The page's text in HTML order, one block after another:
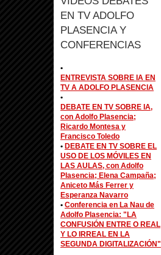
EN TV ADOLFO
PLASENCIA Y
CONFERENCIAS
•
ENTREVISTA SOBRE IA EN
TV A ADOLFO PLASENCIA
•
DEBATE EN TV SOBRE IA,
con Adolfo Plasencia;
Ricardo Montesa y
Francisco Toledo
• DEBATE EN TV SOBRE EL
USO DE LOS MÓVILES EN
LAS AULAS, con Adolfo
Plasencia; Elena Campaña;
Aniceto Más Ferrer y
Esperanza Navarro
• Conferencia en La Nau de
Adolfo Plasencia: "LA
CONFUSIÓN ENTRE O REAL
Y LO IRREAL EN LA
SEGUNDA DIGITALIZACIÓN"